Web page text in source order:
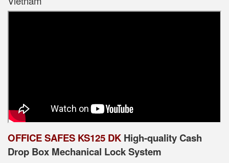
OFFICE SAFES KS125 DK High-quality Cash
Drop Box Mechanical Lock System